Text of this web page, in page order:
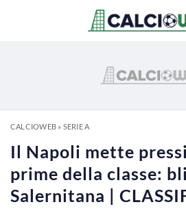
CALCIOWEB» SERIE A
Il Napoli mette
prime della classe:
Salernitana |